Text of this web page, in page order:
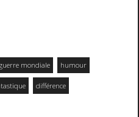
mondiale humour
différence